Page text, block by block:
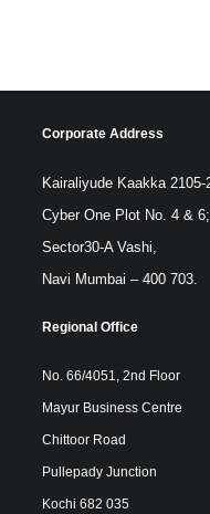
Corporate Address
Kairaliyude Kaakka 2105-
Cyber One Plot No. 4 & 6;
Sector30-A Vashi,
Navi Mumbai – 400 703.
Regional Office
No. 66/4051, 2nd Floor
Mayur Business Centre
Chittoor Road
Pullepady Junction
Kochi 682 035